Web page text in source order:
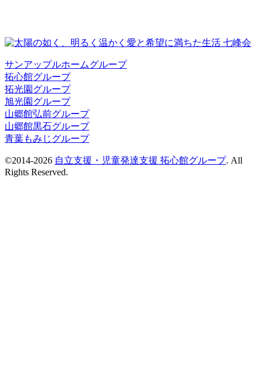
サンアップルホームグループ
拓心館グループ
拓光園グループ
旭光園グループ
山郷館弘前グループ
山郷館黒石グループ
青葉もみじグループ
©2014-2026 自立支援・児童発達支援 拓心館グループ. All
Rights Reserved.